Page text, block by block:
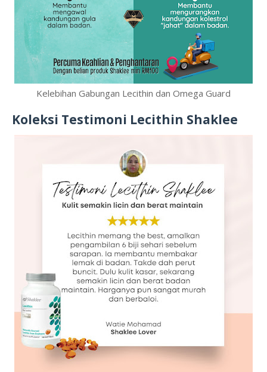
Kelebihan Gabungan Lecithin dan Omega Guard
Koleksi Testimoni Lecithin Shaklee